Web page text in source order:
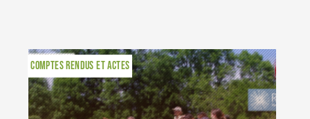
COMPTES RENDUS ET ACTES